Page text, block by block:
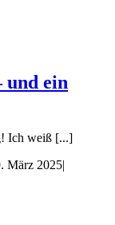
und ein
Ich weiß [...]
März 2025|